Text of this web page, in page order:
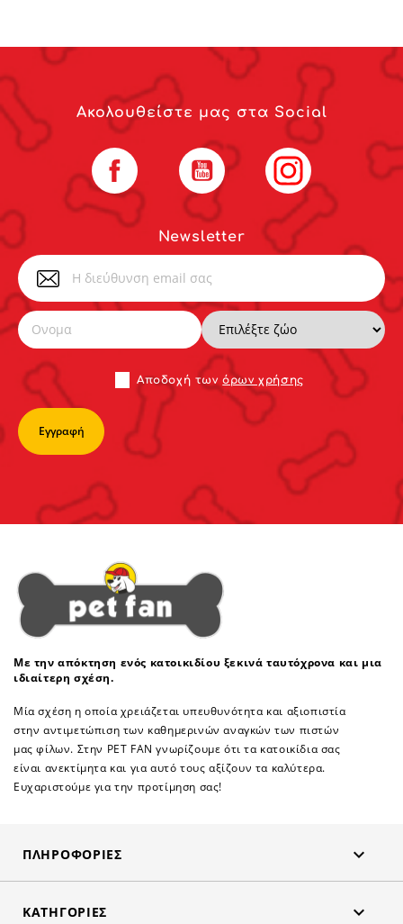
Newsletter
Αποδoχή τωνόρων χρήσης
Ακολουθείστε μας στα Social
Facebook YouTube Instagram
Με την απόκτηση ενός κατοικιδίου ξεκινά ταυτόχρονα και μια
ιδιαίτερη σχέση.
Μία σχέση η οποία χρειάζεται υπευθυνότητα και αξιοπιστία
στην αντιμετώπιση των καθημερινών αναγκών των πιστών
μας φίλων. Στην PET FAN γνωρίζουμε ότι τα κατοικίδια σας
είναι ανεκτίμητα και για αυτό τους αξίζουν τα καλύτερα.
Ευχαριστούμε για την προτίμηση σας!
ΠΛΗΡΟΦΟΡΊΕΣ 
ΚΑΤΗΓΟΡΊΕΣ 